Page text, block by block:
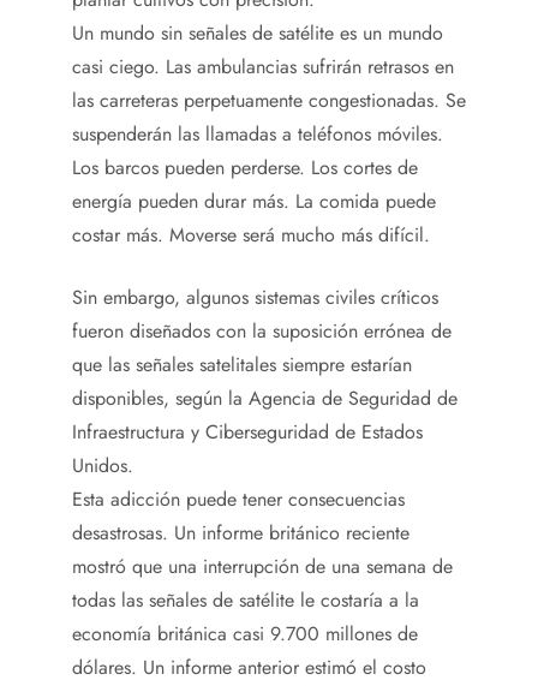
Un mundo sin señales de satélite es un mundo
casi ciego. Las ambulancias sufrirán retrasos en
las carreteras perpetuamente congestionadas. Se
suspenderán las llamadas a teléfonos móviles.
Los barcos pueden perderse. Los cortes de
energía pueden durar más. La comida puede
costar más. Moverse será mucho más difícil.
Sin embargo, algunos sistemas civiles críticos
fueron diseñados con la suposición errónea de
que las señales satelitales siempre estarían
disponibles, según la Agencia de Seguridad de
Infraestructura y Ciberseguridad de Estados
Unidos.
Esta adicción puede tener consecuencias
desastrosas. Un informe británico reciente
mostró que una interrupción de una semana de
todas las señales de satélite le costaría a la
economía británica casi 9.700 millones de
dólares. Un informe anterior estimó el costo